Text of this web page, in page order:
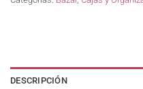
DESCRIPCIÓN